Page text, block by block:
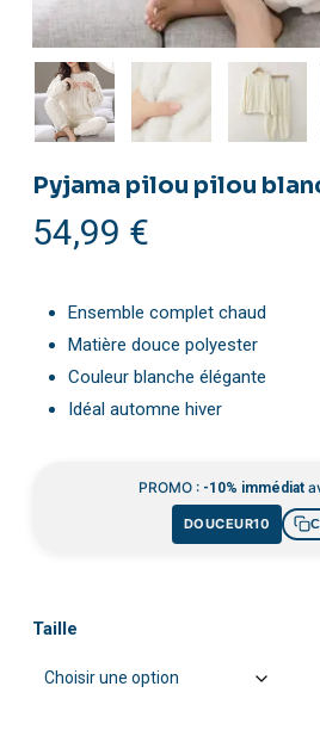
Pyjama pilou pilou
54,99 €
Ensemble complet chaud
Matière douce polyester
Couleur blanche élégante
Idéal automne hiver
PROMO : -10% immédiat
DOUCEUR10
Taille